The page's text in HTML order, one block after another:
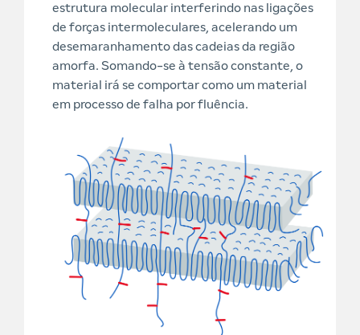
estrutura molecular interferindo nas ligações
de forças intermoleculares, acelerando um
desemaranhamento das cadeias da região
amorfa. Somando-se à tensão constante, o
material irá se comportar como um material
em processo de falha por fluência.